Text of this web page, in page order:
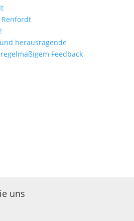
herausragende
Feedback
uns